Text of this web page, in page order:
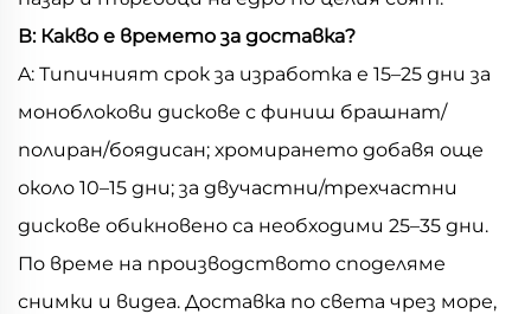
В: Какво е времето за доставка?
A: Типичният срок за изработка е 15–25 дни за
моноблокови дискове с финиш брашнат/
полиран/боядисан; хромирането добавя още
около 10–15 дни; за двучастни/трехчастни
дискове обикновено са необходими 25–35 дни.
По време на производството споделяме
снимки и видеа. Доставка по света чрез море,